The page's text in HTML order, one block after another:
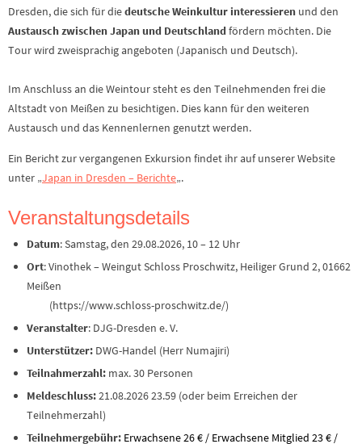
Dresden, die sich für diedeutsche Weinkultur interessieren und den
Austausch zwischen Japan und Deutschland fördern möchten. Die
Tour wird zweisprachig angeboten (Japanisch und Deutsch).
Im Anschluss an die Weintour steht es den Teilnehmenden frei die
Altstadt von Meißen zu besichtigen. Dies kann für den weiteren
Austausch und das Kennenlernen genutzt werden.
Ein Bericht zur vergangenen Exkursion findet ihr auf unserer Website
unter „Japan in Dresden – Berichte„.
Veranstaltungsdetails
Datum: Samstag, den 29.08.2026, 10 – 12 Uhr
Ort: Vinothek – Weingut Schloss Proschwitz, Heiliger Grund 2, 01662
Meißen
(https://www.schloss-proschwitz.de/)
Veranstalter: DJG-Dresden e. V.
Unterstützer: DWG-Handel (Herr Numajiri)
Teilnahmerzahl: max. 30 Personen
Meldeschluss:21.08.2026 23.59 (oder beim Erreichen der
Teilnehmerzahl)
Teilnehmergebühr: Erwachsene 26 € / Erwachsene Mitglied 23 € /